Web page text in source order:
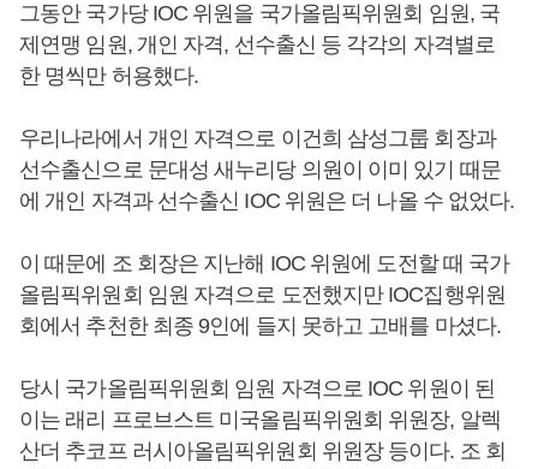
그동안 국가당 IOC 위원을 국가올림픽위원회 임원, 국
제연맹 임원, 개인 자격, 선수출신 등 각각의 자격별로
한 명씩만 허용했다.
우리나라에서 개인 자격으로 이건희 삼성그룹 회장과
선수출신으로 문대성 새누리당 의원이 이미 있기 때문
에 개인 자격과 선수출신 IOC 위원은 더 나올 수 없었다.
이 때문에 조 회장은 지난해 IOC 위원에 도전할 때 국가
올림픽위원회 임원 자격으로 도전했지만 IOC집행위원
회에서 추천한 최종 9인에 들지 못하고 고배를 마셨다.
당시 국가올림픽위원회 임원 자격으로 IOC 위원이 된
이는 래리 프로브스트 미국올림픽위원회 위원장, 알렉
산더 추코프 러시아올림픽위원회 위원장 등이다. 조 회